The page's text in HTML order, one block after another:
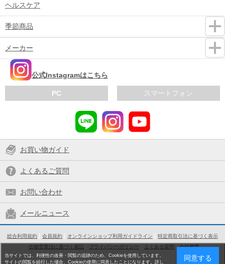
ヘルスケア
季節商品
メーカー
公式Instagramはこちら
スマートフォン
PC
お買い物ガイド
よくあるご質問
お問い合わせ
メールニュース
総合利用規約 会員規約 オンラインショップ利用ガイドライン
特定商取引法に基づく表示
古物営業法に基づく表記
プライバシーポリシー よくある質問 会社概要
当サイトでは、利便性の改善・閲覧の追跡のため、Cookieを使用しています。
サイトの閲覧を続行した場合、Cookieの使用に同意したことになります。詳し
同意する